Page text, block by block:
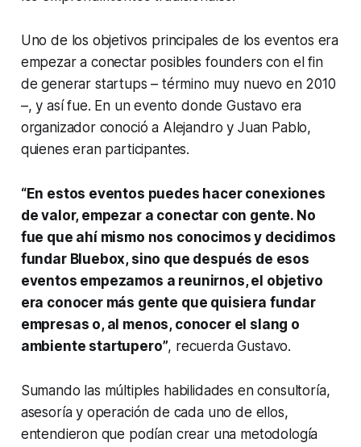
Uno de los objetivos principales de los eventos era
empezar a conectar posibles founders con el fin
de generar startups – término muy nuevo en 2010
–, y así fue. En un evento donde Gustavo era
organizador conoció a Alejandro y Juan Pablo,
quienes eran participantes.
“En estos eventos puedes hacer conexiones
de valor, empezar a conectar con gente. No
fue que ahí mismo nos conocimos y decidimos
fundar Bluebox, sino que después de esos
eventos empezamos a reunirnos, el objetivo
era conocer más gente que quisiera fundar
empresas o, al menos, conocer el slang o
ambiente startupero”, recuerda Gustavo.
Sumando las múltiples habilidades en consultoría,
asesoría y operación de cada uno de ellos,
entendieron que podían crear una metodología